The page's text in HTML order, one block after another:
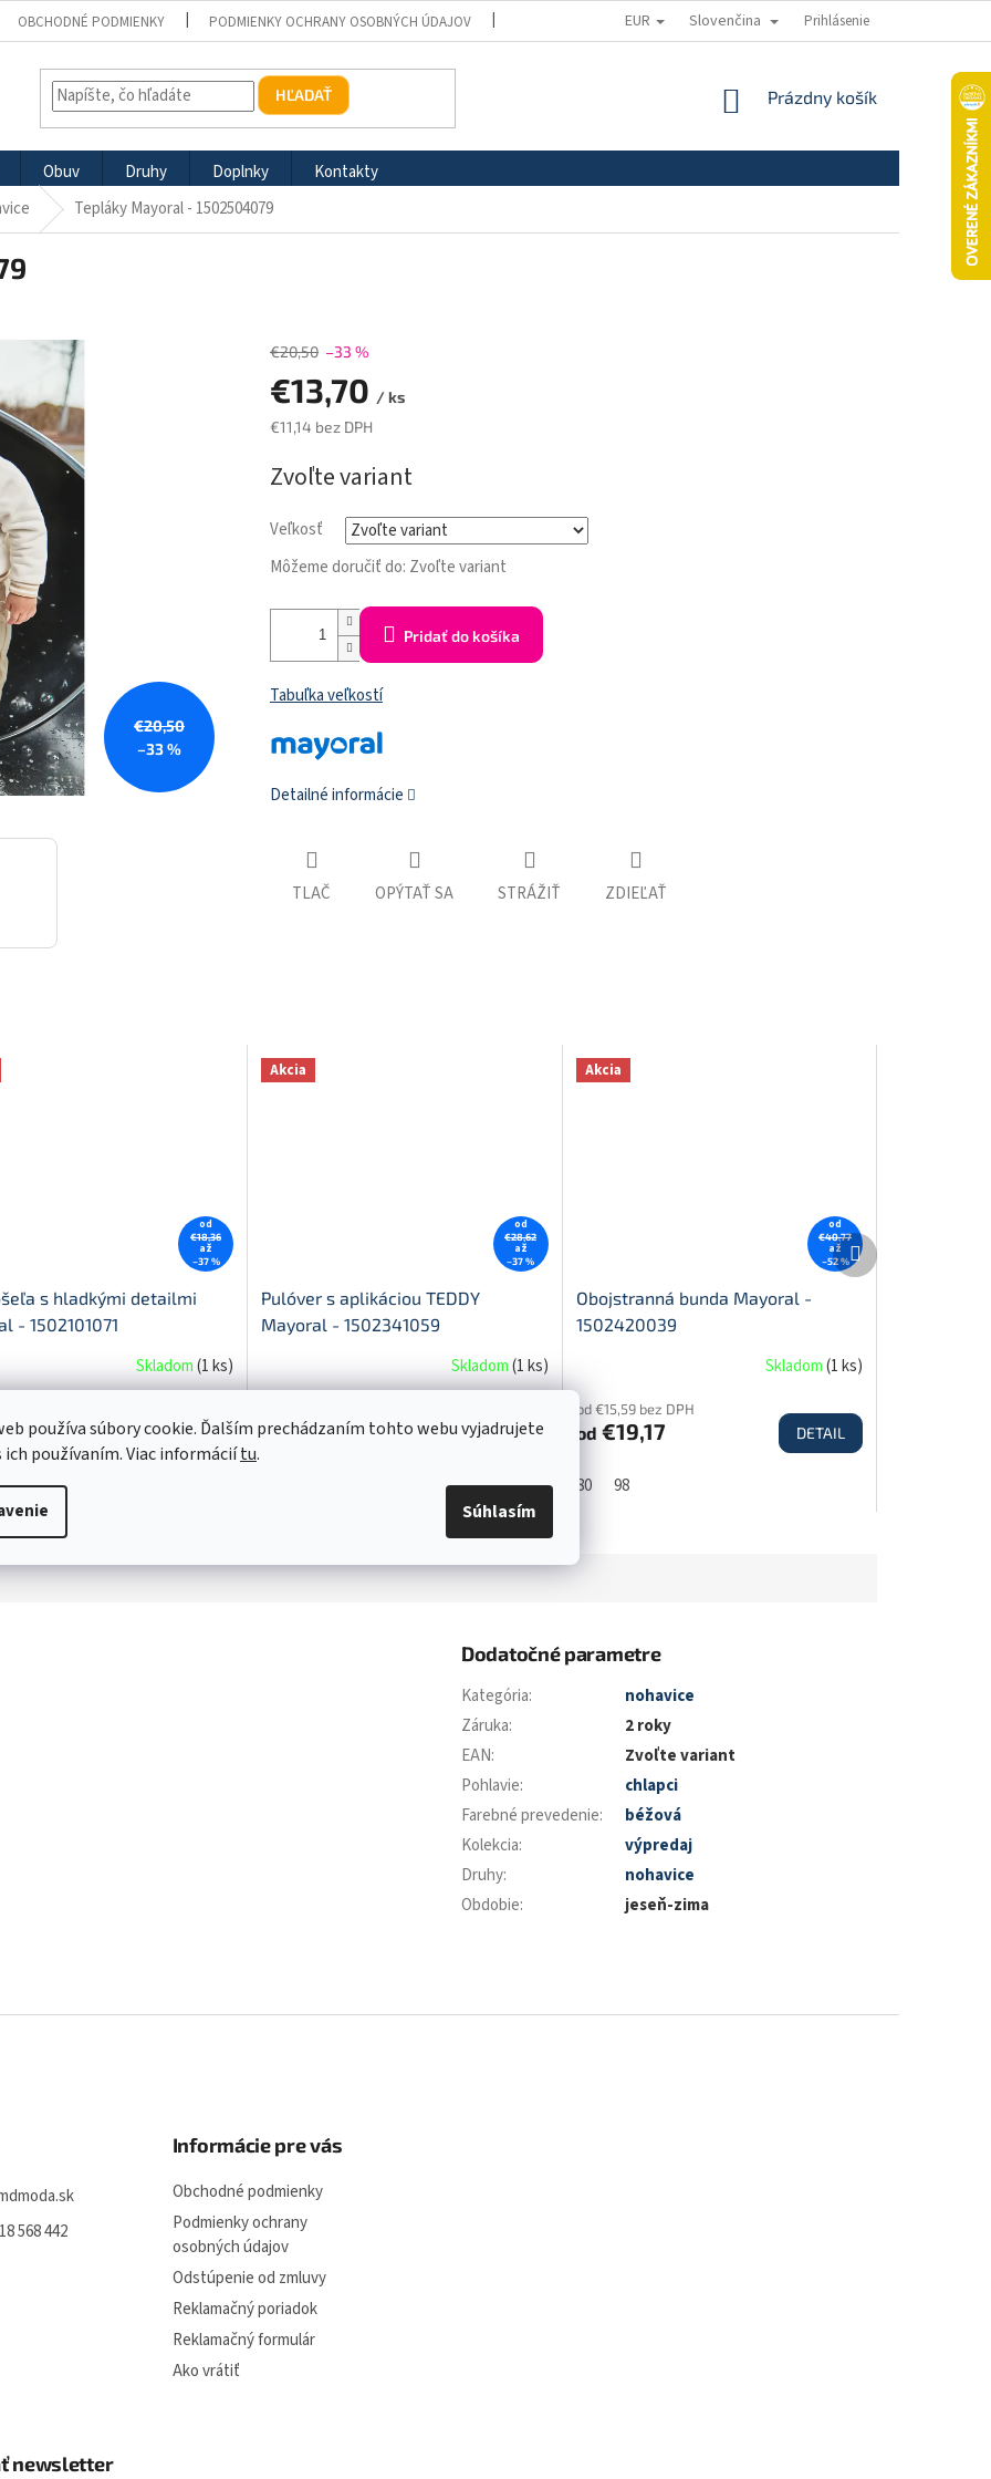
používa súbory cookie. Ďalším prechádzaním tohto webu vyjadrujete
ich používaním. Viac informáciítu.
Súhlasím
OBCHODNÉ PODMIENKY PODMIENKY OCHRANY OSOBNÝCH ÚDAJOV ODSTÚPENIE OD ZMLUVY REKLAMAČNÝ PORIADOK
EUR Slovenčina Prihlásenie
HĽADAŤ
NÁKUPNÝ
Prázdny košík
Obuv Druhy Doplnky
Kontakty
Tepláky Mayoral - 1502504079
€20,50
–33 %
€20,50 –33 %
€13,70 / ks
€11,14 bez DPH
cena:
Zvoľte variant
Veľkosť
Môžeme doručiť do: Zvoľte variant
Pridať do košíka
Tabuľka veľkostí
Detailné informácie
TLAČ OPÝTAŤ SA STRÁŽIŤ ZDIEĽAŤ
od
€18,36
až
–37 %
s hladkými detailmi
- 1502101071
Skladom(1 ks)
DETAIL
Akcia
od
€28,62
až
–37 %
Pulóver s aplikáciou TEDDY
Mayoral - 1502341059
Skladom(1 ks)
od€18,02 DETAIL
Akcia
od
€40,77
až
–52 %
Obojstranná bunda Mayoral -
1502420039
Skladom(1 ks)
od €15,59 bez DPH
od €19,17 DETAIL
80 98
Ďalší
produkt
Dodatočné parametre
Kategória:
nohavice
Záruka:
2 roky
EAN:
Zvoľte variant
Pohlavie:
chlapci
Farebné prevedenie:
béžová
Kolekcia:
výpredaj
Druhy:
nohavice
Obdobie: jeseň-zima
568 442
Informácie pre vás
Obchodné podmienky
Podmienky ochrany
osobných údajov
Odstúpenie od zmluvy
Reklamačný poriadok
Reklamačný formulár
Ako vrátiť
newsletter